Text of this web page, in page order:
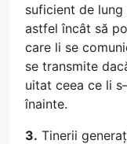
suficient de
astfel încât să
care li se
se transmite
uitat ceea ce li
înainte.
3. Tinerii